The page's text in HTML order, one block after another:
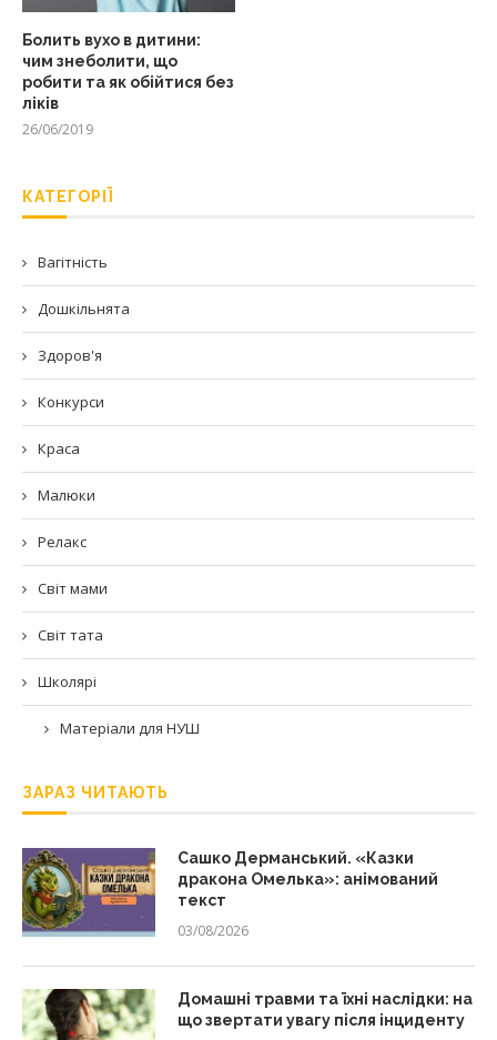
Болить вухо в дитини:
чим знеболити, що
робити та як обійтися без
ліків
26/06/2019
КАТЕГОРІЇ
Вагітність
Дошкільнята
Здоров'я
Конкурси
Краса
Малюки
Релакс
Світ мами
Світ тата
Школярі
Матеріали для НУШ
ЗАРАЗ ЧИТАЮТЬ
Сашко Дерманський. «Казки
дракона Омелька»: анімований
текст
03/08/2026
Домашні травми та їхні наслідки: на
що звертати увагу після інциденту